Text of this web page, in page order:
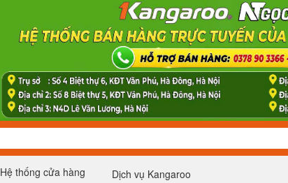
Hệ thống cửa hàng Dịch vụ Kangaroo